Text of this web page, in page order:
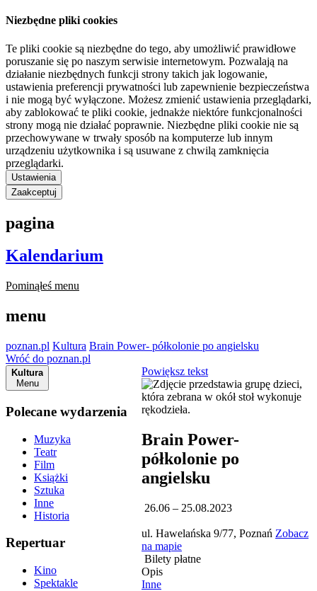
Niezbędne pliki cookies
Te pliki cookie są niezbędne do tego, aby umożliwić prawidłowe
poruszanie się po naszym serwisie internetowym. Pozwalają na
działanie niezbędnych funkcji strony takich jak logowanie,
ustawienia preferencji prywatności lub zapewnienie bezpieczeństwa
i nie mogą być wyłączone. Możesz zmienić ustawienia przeglądarki,
aby zablokować te pliki cookie, jednakże niektóre funkcjonalności
strony mogą nie działać poprawnie. Niezbędne pliki cookie nie są
przechowywane w trwały sposób na komputerze lub innym
urządzeniu użytkownika i są usuwane z chwilą zamknięcia
przeglądarki.
Ustawienia
Zaakceptuj
pagina
Kalendarium
Pominąłeś menu
menu
poznan.pl Kultura Brain Power- półkolonie po angielsku
Wróć do poznan.pl
Kultura
Menu
Polecane wydarzenia
Muzyka
Teatr
Film
Książki
Sztuka
Inne
Historia
Repertuar
Kino
Spektakle
Powiększ tekst
Brain Power-
półkolonie po
angielsku
26.06 – 25.08.2023
ul. Hawelańska 9/77, Poznań Zobacz
na mapie
Bilety płatne
Opis
Inne